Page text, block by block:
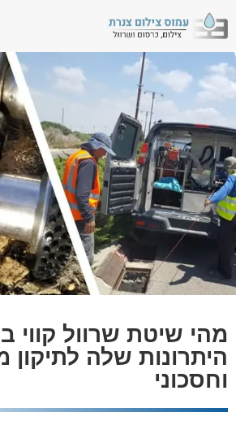
מהי שיטת שרוול קווי
היתרונות שלה לתיקון
וחסכוני